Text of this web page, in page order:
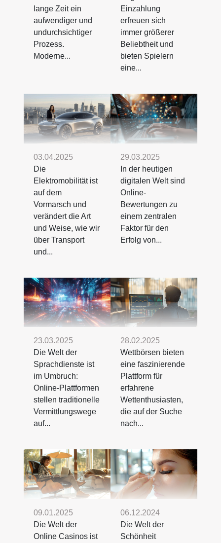
lange Zeit ein
aufwendiger und
undurchsichtiger
Prozess.
Moderne...
Einzahlung
erfreuen sich
immer größerer
Beliebtheit und
bieten Spielern
eine...
03.04.2025
Die
Elektromobilität ist
auf dem
Vormarsch und
verändert die Art
und Weise, wie wir
über Transport
und...
29.03.2025
In der heutigen
digitalen Welt sind
Online-
Bewertungen zu
einem zentralen
Faktor für den
Erfolg von...
23.03.2025
Die Welt der
Sprachdienste ist
im Umbruch:
Online-Plattformen
stellen traditionelle
Vermittlungswege
auf...
28.02.2025
Wettbörsen bieten
eine faszinierende
Plattform für
erfahrene
Wettenthusiasten,
die auf der Suche
nach...
09.01.2025
Die Welt der
Online Casinos ist
06.12.2024
Die Welt der
Schönheit